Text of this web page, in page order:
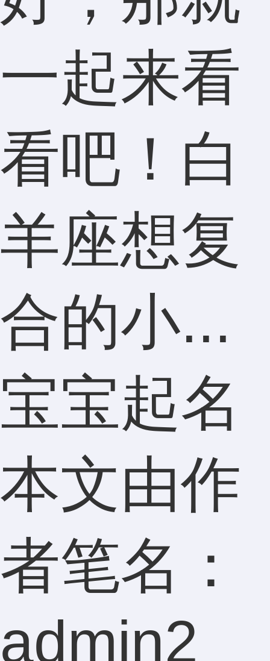
一起来看
看吧！白
羊座想复
合的小...
宝宝起名
本文由作
者笔名：
admin2